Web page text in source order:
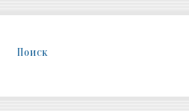
Поиск